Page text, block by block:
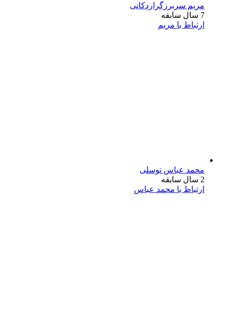
مریم سربرزگراردکانی
7 سال سابقه
ارتباط با مریم
محمد عباس توسلی
2 سال سابقه
ارتباط با محمد عباس